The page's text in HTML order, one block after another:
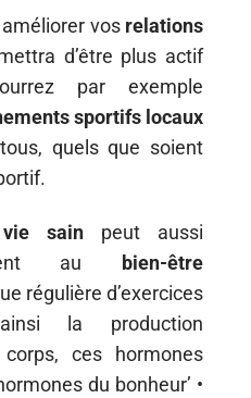
vos relations
d’être plus actif
par exemple
sportifs locaux
quels que soient
sain peut aussi
au
bien-être
régulière d’exercices
la production
ces hormones
du bonheur’ •